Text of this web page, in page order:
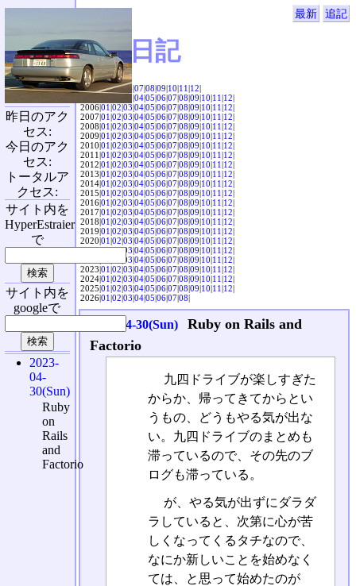
最新 追記
SVX日記
2004|04|05|06|07|08|09|10|11|12|
|04|05|06|07|08|09|10|11|12|
2006|01|02|03|04|05|06|07|08|09|10|11|12|
2007|01|02|03|04|05|06|07|08|09|10|11|12|
2008|01|02|03|04|05|06|07|08|09|10|11|12|
2009|01|02|03|04|05|06|07|08|09|10|11|12|
2010|01|02|03|04|05|06|07|08|09|10|11|12|
2011|01|02|03|04|05|06|07|08|09|10|11|12|
2012|01|02|03|04|05|06|07|08|09|10|11|12|
2013|01|02|03|04|05|06|07|08|09|10|11|12|
2014|01|02|03|04|05|06|07|08|09|10|11|12|
2015|01|02|03|04|05|06|07|08|09|10|11|12|
2016|01|02|03|04|05|06|07|08|09|10|11|12|
2017|01|02|03|04|05|06|07|08|09|10|11|12|
2018|01|02|03|04|05|06|07|08|09|10|11|12|
2019|01|02|03|04|05|06|07|08|09|10|11|12|
2020|01|02|03|04|05|06|07|08|09|10|11|12|
2021|01|02|03|04|05|06|07|08|09|10|11|12|
03|04|05|06|07|08|09|10|11|12|
2023|01|02|03|04|05|06|07|08|09|10|11|12|
2024|01|02|03|04|05|06|07|08|09|10|11|12|
2025|01|02|03|04|05|06|07|08|09|10|11|12|
2026|01|02|03|04|05|06|07|08|
2023-04-30(Sun)
Ruby on Rails and
Factorio
九四ドライブが楽しすぎた
からか、帰ってきてからとい
うもの、どうもやる気が出な
い。九四ドライブのまとめも
滞っているので、その先のブ
ログも滞っている。
が、やる気が出ずにダラダ
ラしていると、次第に心が苦
しくなってくるタチなので、
なにか新しいことを始めなく
ては、と思って始めたのが
昨日のアク
セス:
今日のアク
セス:
トータルア
クセス:
サイト内を
HyperEstraier
で
サイト内を
googleで
2023-
04-
30(Sun)
Ruby
on
Rails
and
Factorio